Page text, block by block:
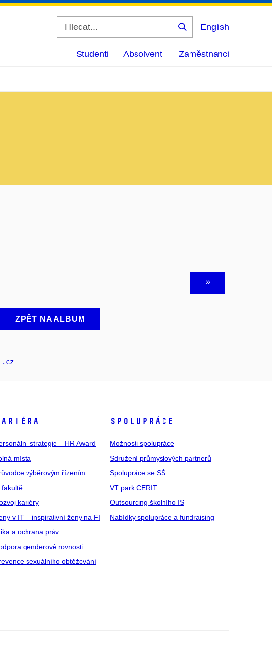
Vyhledat
English
Studenti Absolventi Zaměstnanci
ZPĚT NA ALBUM
.cz
strategie – HR Award
místa
výběrovým řízením
fakultě
kariéry
v IT – inspirativní ženy na FI
a ochrana práv
genderové rovnosti
sexuálního obtěžování
SPOLUPRÁCE
Možnosti spolupráce
Sdružení průmyslových partnerů
Spolupráce se SŠ
VT park CERIT
Outsourcing školního IS
Nabídky spolupráce a fundraising